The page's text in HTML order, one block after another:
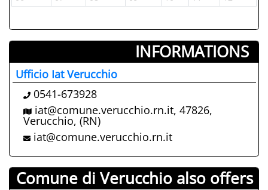
INFORMATIONS ­
Ufficio Iat Verucchio
0541-673928
iat@comune.verucchio.rn.it, 47826,
Verucchio, (RN)
iat@comune.verucchio.rn.it
Comune di Verucchio also offers